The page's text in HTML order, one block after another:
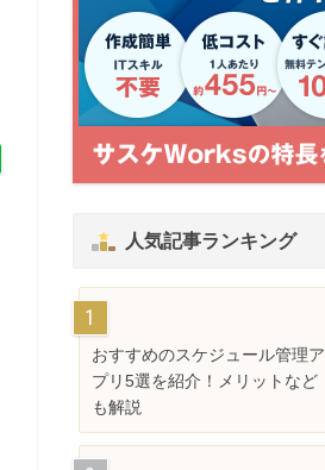
人気記事ランキング
おすすめのスケジュール管理ア
プリ5選を紹介！メリットなど
も解説